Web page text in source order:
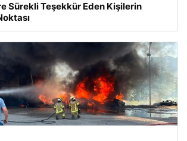
Sürekli Teşekkür Eden Kişilerin